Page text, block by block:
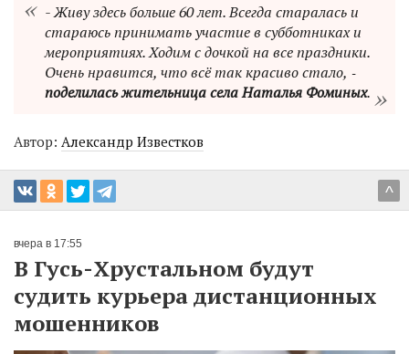
- Живу здесь больше 60 лет. Всегда старалась и
стараюсь принимать участие в субботниках и
мероприятиях. Ходим с дочкой на все праздники.
Очень нравится, что всё так красиво стало, ‑
поделилась жительница села Наталья Фоминых.
Автор: Александр Известков
^
вчера в 17:55
В Гусь-Хрустальном будут
судить курьера дистанционных
мошенников